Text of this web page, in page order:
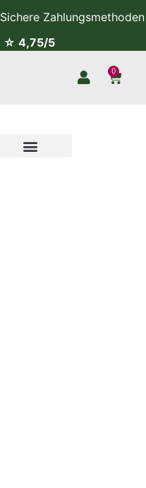
Sichere Zahlungsmethoden
☆ 4,75/5
0